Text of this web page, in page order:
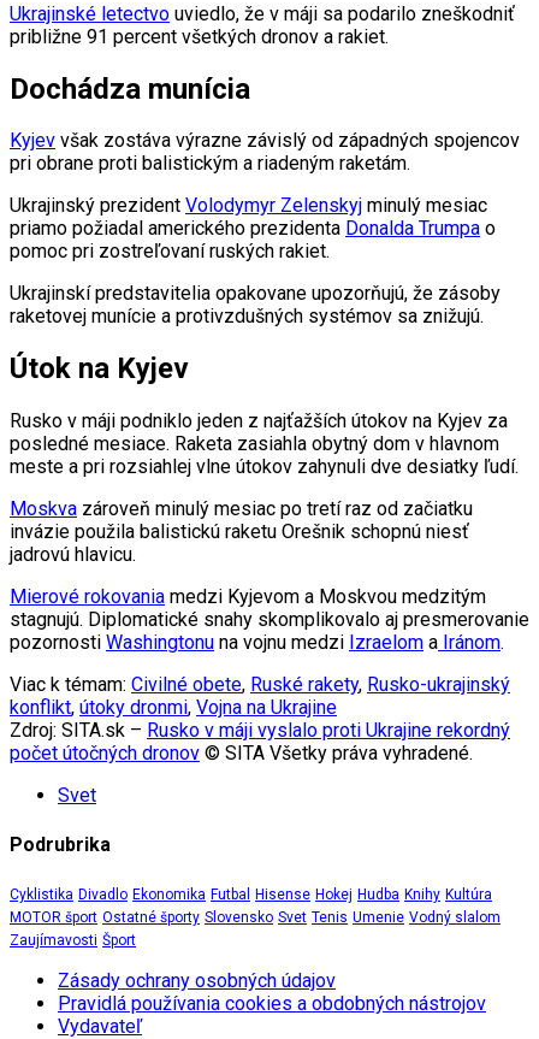
Ukrajinské letectvo uviedlo, že v máji sa podarilo zneškodniť
približne 91 percent všetkých dronov a rakiet.
Dochádza munícia
Kyjev však zostáva výrazne závislý od západných spojencov
pri obrane proti balistickým a riadeným raketám.
Ukrajinský prezident Volodymyr Zelenskyj minulý mesiac
priamo požiadal amerického prezidenta Donalda Trumpa o
pomoc pri zostreľovaní ruských rakiet.
Ukrajinskí predstavitelia opakovane upozorňujú, že zásoby
raketovej munície a protivzdušných systémov sa znižujú.
Útok na Kyjev
Rusko v máji podniklo jeden z najťažších útokov na Kyjev za
posledné mesiace. Raketa zasiahla obytný dom v hlavnom
meste a pri rozsiahlej vlne útokov zahynuli dve desiatky ľudí.
Moskva zároveň minulý mesiac po tretí raz od začiatku
invázie použila balistickú raketu Orešnik schopnú niesť
jadrovú hlavicu.
Mierové rokovania medzi Kyjevom a Moskvou medzitým
stagnujú. Diplomatické snahy skomplikovalo aj presmerovanie
pozornosti Washingtonu na vojnu medzi Izraelom a Iránom.
Viac k témam: Civilné obete, Ruské rakety, Rusko-ukrajinský
konflikt, útoky dronmi, Vojna na Ukrajine
Zdroj: SITA.sk – Rusko v máji vyslalo proti Ukrajine rekordný
počet útočných dronov © SITA Všetky práva vyhradené.
Svet
Podrubrika
Cyklistika Divadlo Ekonomika Futbal Hisense Hokej Hudba Knihy Kultúra
MOTOR šport Ostatné športy Slovensko Svet Tenis Umenie Vodný slalom
Zaujímavosti Šport
Zásady ochrany osobných údajov
Pravidlá používania cookies a obdobných nástrojov
Vydavateľ